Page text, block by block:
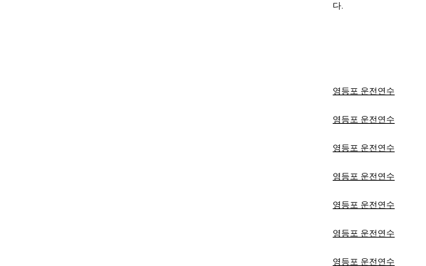
다.
영등포 운전연수
영등포 운전연수
영등포 운전연수
영등포 운전연수
영등포 운전연수
영등포 운전연수
영등포 운전연수